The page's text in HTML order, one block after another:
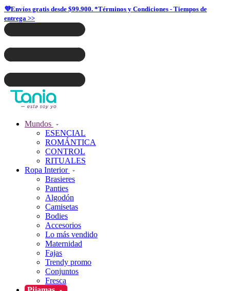
💜Envíos gratis desde $99.900. *Términos y Condiciones - Tiempos de
entrega >>
Mundos
ESENCIAL
ROMÁNTICA
CONTROL
RITUALES
Ropa Interior
Brasieres
Panties
Algodón
Camisetas
Bodies
Accesorios
Lo más vendido
Maternidad
Fajas
Trendy promo
Conjuntos
Fresca